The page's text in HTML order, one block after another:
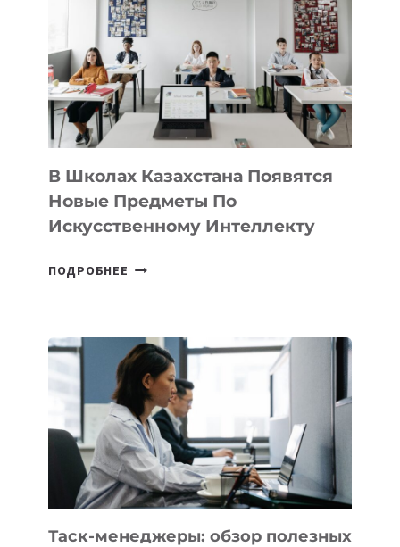
VELOCITY
BY
MOST
—
МЕЖДУНАРОДНУЮ
ПРОГРАММУ
ДЛЯ
ТЕХНОЛОГИЧЕСКИХ
В Школах Казахстана Появятся
Новые Предметы По
Искусственному Интеллекту
ПОДРОБНЕЕ
НОВЫЕ
ПРЕДМЕТЫ
ПО
ИСКУССТВЕННОМУ
ИНТЕЛЛЕКТУ
Таск-менеджеры: обзор полезных